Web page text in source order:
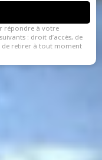
répondre à votre
: droit d’accès, de
de retirer à tout moment